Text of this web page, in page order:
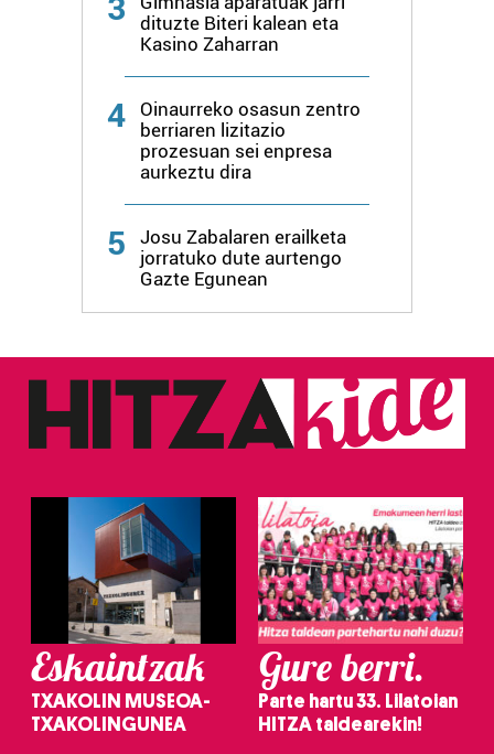
erabiltzen dituen hauta dezakezu.
bazkideen zerrenda, beren ustez zein helburutarako
duten interes legitimoa eta horren aurka nola egin
dezakezun ikusteko.
Lortu zure datu pertsonalak prozesatzeko moduari
buruzko informazio gehiago eta ezarri zure lehentasunak
datuen atalean. Edozein unetan alda edo ken dezakezu
Webgune honek cookie propioak eta hirugarrenen cookie-
fitxategiak erabiltzen ditu. Zure esperientzia eta
zerbitzuak hobetzeko asmoz, cookie teknologiaz
baliatzen gara. Ohar hau onartuz gero, teknologia hori
3
dituzte Biteri kalean eta
Kasino Zaharran
4
Oinaurreko osasun zentro
berriaren lizitazio
prozesuan sei enpresa
aurkeztu dira
5
Josu Zabalaren erailketa
jorratuko dute aurtengo
Gazte Egunean
Eskaintzak
TXAKOLIN MUSEOA-
TXAKOLINGUNEA
Gure berri.
Parte hartu 33. Lilatoian
HITZA taldearekin!